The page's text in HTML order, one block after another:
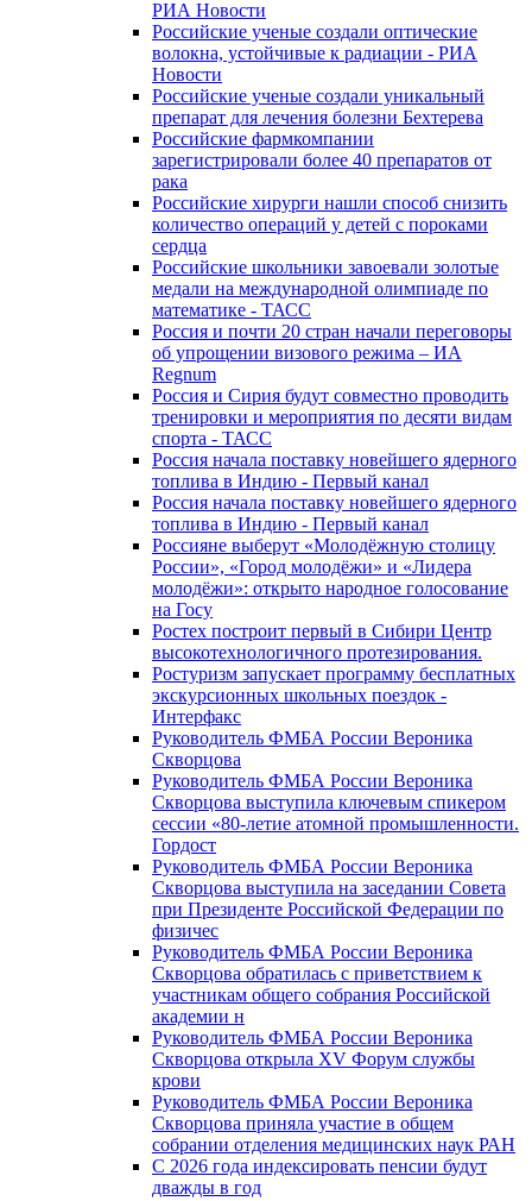
РИА Новости
Российские ученые создали оптические
волокна, устойчивые к радиации - РИА
Новости
Российские ученые создали уникальный
препарат для лечения болезни Бехтерева
Российские фармкомпании
зарегистрировали более 40 препаратов от
рака
Российские хирурги нашли способ снизить
количество операций у детей с пороками
сердца
Российские школьники завоевали золотые
медали на международной олимпиаде по
математике - ТАСС
Россия и почти 20 стран начали переговоры
об упрощении визового режима – ИА
Regnum
Россия и Сирия будут совместно проводить
тренировки и мероприятия по десяти видам
спорта - ТАСС
Россия начала поставку новейшего ядерного
топлива в Индию - Первый канал
Россия начала поставку новейшего ядерного
топлива в Индию - Первый канал
Россияне выберут «Молодёжную столицу
России», «Город молодёжи» и «Лидера
молодёжи»: открыто народное голосование
на Госу
Ростех построит первый в Сибири Центр
высокотехнологичного протезирования.
Ростуризм запускает программу бесплатных
экскурсионных школьных поездок -
Интерфакс
Руководитель ФМБА России Вероника
Скворцова
Руководитель ФМБА России Вероника
Скворцова выступила ключевым спикером
сессии «80-летие атомной промышленности.
Гордост
Руководитель ФМБА России Вероника
Скворцова выступила на заседании Совета
при Президенте Российской Федерации по
физичес
Руководитель ФМБА России Вероника
Скворцова обратилась с приветствием к
участникам общего собрания Российской
академии н
Руководитель ФМБА России Вероника
Скворцова открыла XV Форум службы
крови
Руководитель ФМБА России Вероника
Скворцова приняла участие в общем
собрании отделения медицинских наук РАН
С 2026 года индексировать пенсии будут
дважды в год